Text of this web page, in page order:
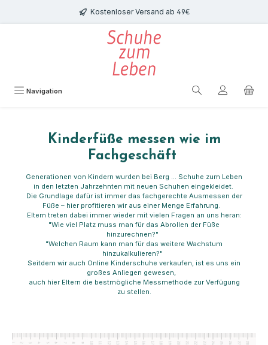
Zum Hauptinhalt springen Kostenloser Versand ab 49€
Navigation
Kinderfüße messen wie im
Fachgeschäft
Generationen von Kindern wurden bei Berg … Schuhe zum Leben
in den letzten Jahrzehnten mit neuen Schuhen eingekleidet.
Die Grundlage dafür ist immer das fachgerechte Ausmessen der
Füße – hier profitieren wir aus einer Menge Erfahrung.
Eltern treten dabei immer wieder mit vielen Fragen an uns heran:
"Wie viel Platz muss man für das Abrollen der Füße
hinzurechnen?"
"Welchen Raum kann man für das weitere Wachstum
hinzukalkulieren?"
Seitdem wir auch Online Kinderschuhe verkaufen, ist es uns ein
großes Anliegen gewesen,
auch hier Eltern die bestmögliche Messmethode zur Verfügung
zu stellen.